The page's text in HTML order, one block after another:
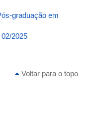
graduação em
2025
Voltar para o topo